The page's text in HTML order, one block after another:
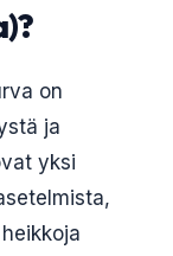
on
ja
yksi